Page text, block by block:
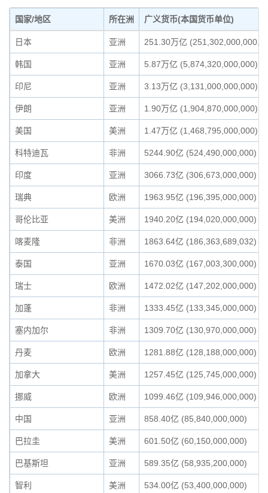
国家/地区 所在洲 广义货币(本国货币单位)
日本 亚洲 251.30万亿
韩国 亚洲 5.87万亿 (5,874,320,000,000)
印尼 亚洲 3.13万亿 (3,131,000,000,000)
伊朗 亚洲 1.90万亿 (1,904,870,000,000)
美国 美洲 1.47万亿 (1,468,795,000,000)
科特迪瓦 非洲 5244.90亿 (524,490,000,000)
印度 亚洲 3066.73亿 (306,673,000,000)
瑞典 欧洲 1963.95亿 (196,395,000,000)
哥伦比亚 美洲 1940.20亿 (194,020,000,000)
喀麦隆 非洲 1863.64亿 (186,363,689,032)
泰国 亚洲 1670.03亿 (167,003,300,000)
瑞士 欧洲 1472.02亿 (147,202,000,000)
加蓬 非洲 1333.45亿 (133,345,000,000)
塞内加尔 非洲 1309.70亿 (130,970,000,000)
丹麦 欧洲 1281.88亿 (128,188,000,000)
加拿大 美洲 1257.45亿 (125,745,000,000)
挪威 欧洲 1099.46亿 (109,946,000,000)
中国 亚洲 858.40亿 (85,840,000,000)
巴拉圭 美洲 601.50亿 (60,150,000,000)
巴基斯坦 亚洲 589.35亿 (58,935,200,000)
智利 美洲 534.00亿 (53,400,000,000)